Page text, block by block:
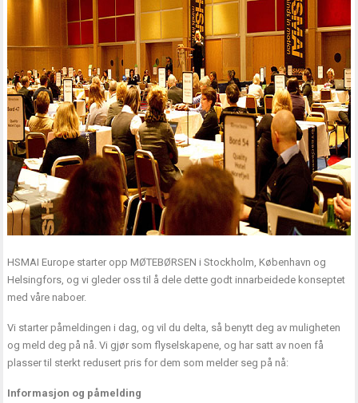
HSMAI Europe starter opp MØTEBØRSEN i Stockholm, København og
Helsingfors, og vi gleder oss til å dele dette godt innarbeidede konseptet
med våre naboer.
Vi starter påmeldingen i dag, og vil du delta, så benytt deg av muligheten
og meld deg på nå. Vi gjør som flyselskapene, og har satt av noen få
plasser til sterkt redusert pris for dem som melder seg på nå:
Informasjon og påmelding